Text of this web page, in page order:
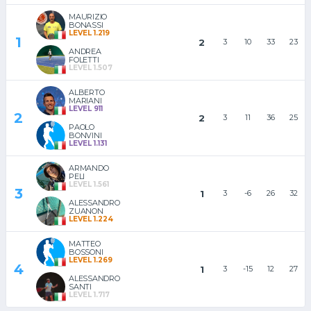
1
MAURIZIO
BONASSI
LEVEL 1.219
ANDREA
FOLETTI
LEVEL 1.507
2 3 10 33 23
2
ALBERTO
MARIANI
LEVEL 911
PAOLO
BONVINI
LEVEL 1.131
2 3 11 36 25
3
ARMANDO
PELI
LEVEL 1.561
ALESSANDRO
ZUANON
LEVEL 1.224
1 3 -6 26 32
4
MATTEO
BOSSONI
LEVEL 1.269
ALESSANDRO
SANTI
LEVEL 1.717
1 3 -15 12 27